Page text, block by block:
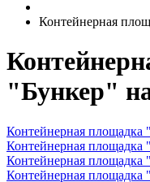
Контейнерная
"Бункер"
Контейнерная площадка
Контейнерная площадка
Контейнерная площадка
Контейнерная площадка